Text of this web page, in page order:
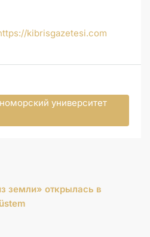
kibrisgazetesi.com
университет
земли» открылась в